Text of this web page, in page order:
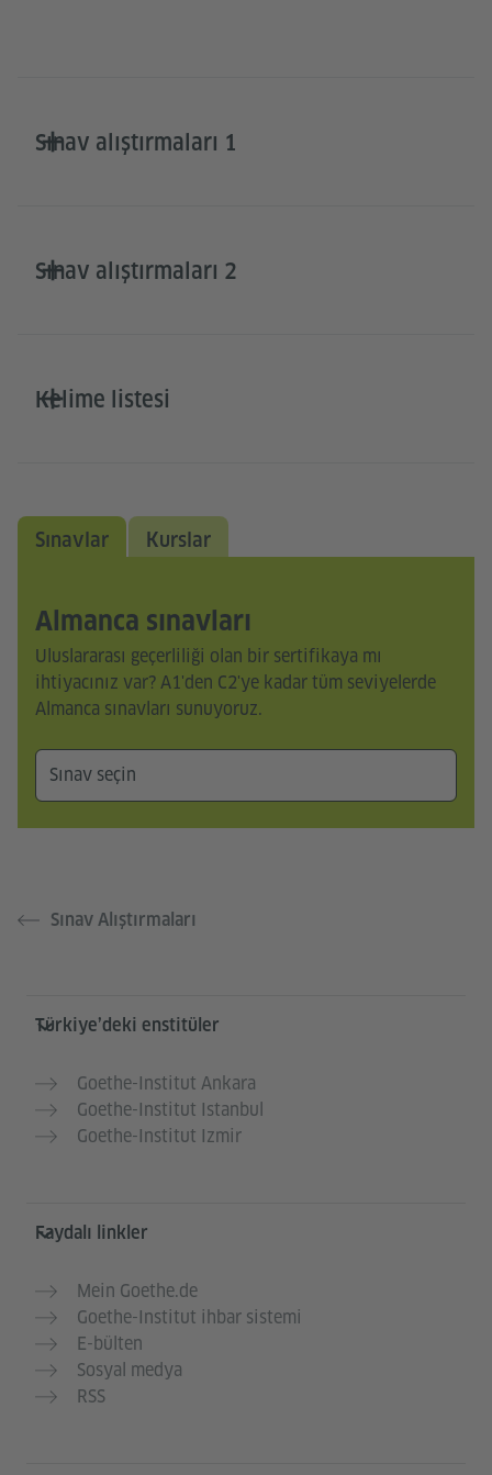
Sınav alıştırmaları 1
Sınav alıştırmaları 2
Kelime listesi
Sınavlar Kurslar
Almanca sınavları
Uluslararası geçerliliği olan bir sertifikaya mı
ihtiyacınız var? A1'den C2'ye kadar tüm seviyelerde
Almanca sınavları sunuyoruz.
Sınav Alıştırmaları
Service- und Informationsbereich
Türkiye’deki enstitüler
Goethe-Institut Ankara
Goethe-Institut Istanbul
Goethe-Institut Izmir
Faydalı linkler
Mein Goethe.de
Goethe-Institut ihbar sistemi
E-bülten
Sosyal medya
RSS